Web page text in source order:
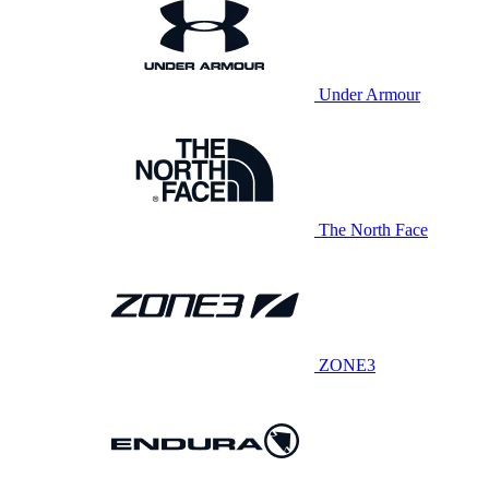
Under Armour
The North Face
ZONE3